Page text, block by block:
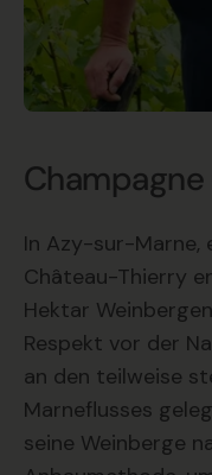
In Azy-sur-Marne,
Château-Thierry
Hektar
Respekt vor der
an den teilweise
Marneflusses
seine Weinberge